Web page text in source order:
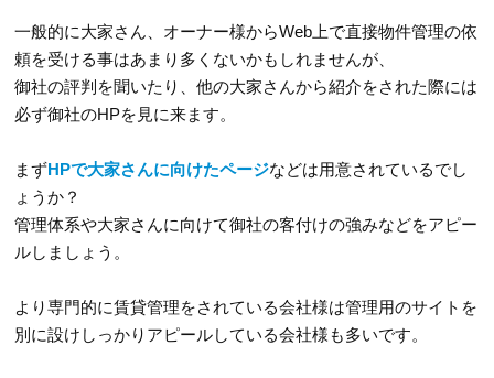
一般的に大家さん、オーナー様からWeb上で直接物件管理の依
頼を受ける事はあまり多くないかもしれませんが、
御社の評判を聞いたり、他の大家さんから紹介をされた際には
必ず御社のHPを見に来ます。
まずHPで大家さんに向けたページなどは用意されているでし
ょうか？
管理体系や大家さんに向けて御社の客付けの強みなどをアピー
ルしましょう。
より専門的に賃貸管理をされている会社様は管理用のサイトを
別に設けしっかりアピールしている会社様も多いです。